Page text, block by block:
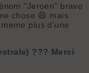
"Jeroen" bravo
chose 😄 mais
plus d'une
??? Merci